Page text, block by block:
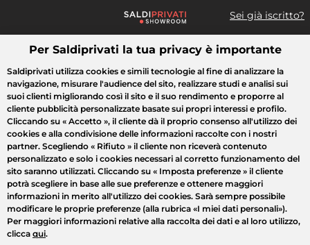
Sei già iscritto?
Cosa cerchi?
Tutte le vendite Moda Casa Bellezza Elettrodomestici
Per Saldiprivati la tua privacy è importante
Saldiprivati utilizza cookies e simili tecnologie al fine di analizzare la
navigazione, misurare l'audience del sito, realizzare studi e analisi sui
suoi clienti migliorando così il sito e il suo rendimento e proporre al
cliente pubblicità personalizzate basate sui propri interessi e profilo.
Cliccando su « Accetto », il cliente dà il proprio consenso all'utilizzo dei
cookies e alla condivisione delle informazioni raccolte con i nostri
partner. Scegliendo « Rifiuto » il cliente non riceverà contenuto
personalizzato e solo i cookies necessari al corretto funzionamento del
sito saranno utilizzati. Cliccando su « Imposta preferenze » il cliente
potrà scegliere in base alle sue preferenze e ottenere maggiori
informazioni in merito all'utilizzo dei cookies. Sarà sempre possibile
modificare le proprie preferenze (alla rubrica «I miei dati personali»).
Per maggiori informazioni relative alla raccolta dei dati e al loro utilizzo,
clicca qui.